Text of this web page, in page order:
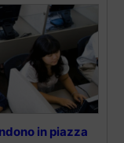
in piazza